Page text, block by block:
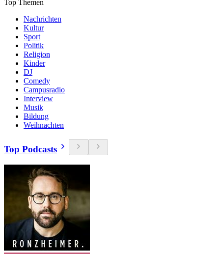
Top Themen
Nachrichten
Kultur
Sport
Politik
Religion
Kinder
DJ
Comedy
Campusradio
Interview
Musik
Bildung
Weihnachten
Top Podcasts